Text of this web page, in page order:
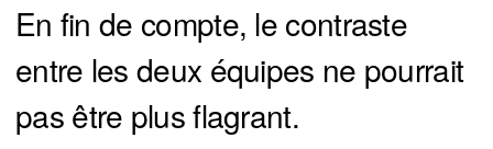
En fin de compte, le contraste
entre les deux équipes ne pourrait
pas être plus flagrant.